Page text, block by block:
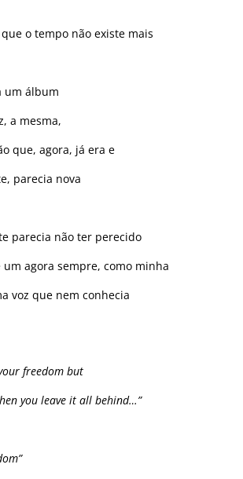
que o tempo não existe mais
um álbum
a mesma,
que, agora, já era e
parecia nova
parecia não ter perecido
um agora sempre, como minha
voz que nem conhecia
freedom but
you leave it all behind…”